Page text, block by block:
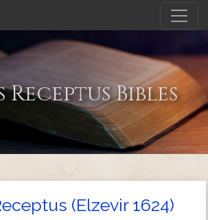
Receptus Bibles
(Elzevir 1624)